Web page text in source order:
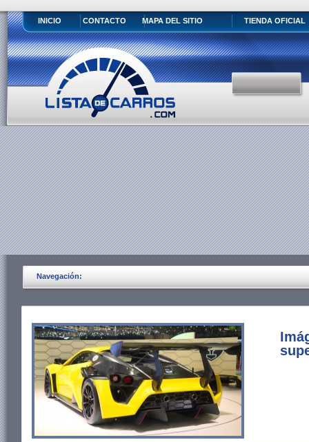
INICIO CONTACTO MAPA DEL SITIO TIENDA OFICIAL
Navegación: